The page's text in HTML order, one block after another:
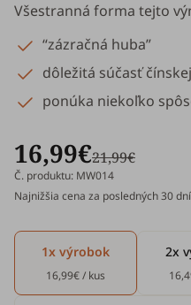
Všestranná forma tejto
“zázračná huba”
dôležitá súčasť
ponúka niekoľko
16,99€21,99€
Č. produktu: MW014
Najnižšia cena za posledných 30
1x výrobok
16,99€ / kus
2x